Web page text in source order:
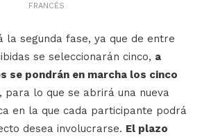
FRANCÉS
la segunda fase, ya que de entre
se seleccionarán cinco, a
se pondrán en marcha los cinco
, para lo que se abrirá una nueva
en la que cada participante podrá
desea involucrarse. El plazo